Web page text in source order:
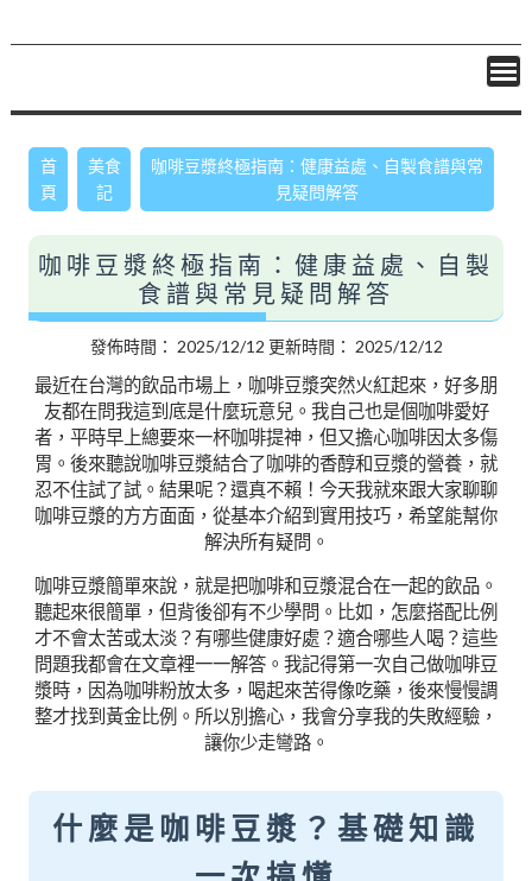
首
頁
美食
記
咖啡豆漿終極指南：健康益處、自製食譜與常
見疑問解答
咖啡豆漿終極指南：健康益處、自製
食譜與常見疑問解答
發佈時間： 2025/12/12 更新時間： 2025/12/12
最近在台灣的飲品市場上，咖啡豆漿突然火紅起來，好多朋
友都在問我這到底是什麼玩意兒。我自己也是個咖啡愛好
者，平時早上總要來一杯咖啡提神，但又擔心咖啡因太多傷
胃。後來聽說咖啡豆漿結合了咖啡的香醇和豆漿的營養，就
忍不住試了試。結果呢？還真不賴！今天我就來跟大家聊聊
咖啡豆漿的方方面面，從基本介紹到實用技巧，希望能幫你
解決所有疑問。
咖啡豆漿簡單來說，就是把咖啡和豆漿混合在一起的飲品。
聽起來很簡單，但背後卻有不少學問。比如，怎麼搭配比例
才不會太苦或太淡？有哪些健康好處？適合哪些人喝？這些
問題我都會在文章裡一一解答。我記得第一次自己做咖啡豆
漿時，因為咖啡粉放太多，喝起來苦得像吃藥，後來慢慢調
整才找到黃金比例。所以別擔心，我會分享我的失敗經驗，
讓你少走彎路。
什麼是咖啡豆漿？基礎知識